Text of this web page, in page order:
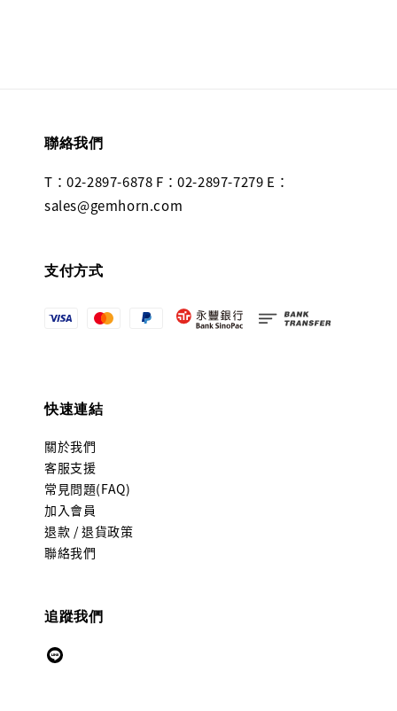
聯絡我們
T：02-2897-6878 F：02-2897-7279 E：
sales@gemhorn.com
支付方式
快速連結
關於我們
客服支援
常見問題(FAQ)
加入會員
退款 / 退貨政策
聯絡我們
追蹤我們